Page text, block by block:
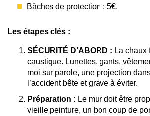
Bâches de protection : 5€.
Les étapes clés :
SÉCURITÉ D’ABORD : La chaux
caustique. Lunettes, gants,
moi sur parole, une projection
l’accident bête et grave à éviter.
Préparation : Le mur doit être
vieille peinture, un bon coup de